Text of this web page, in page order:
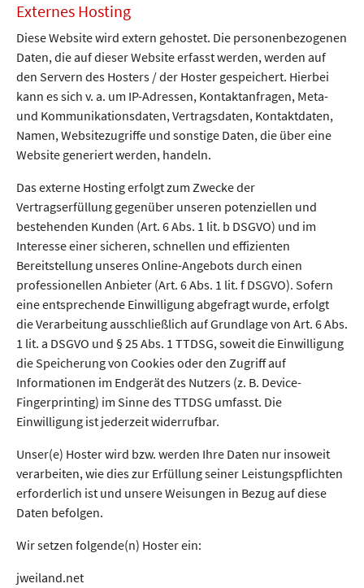
Externes Hosting
Diese Website wird extern gehostet. Die personenbezogenen
Daten, die auf dieser Website erfasst werden, werden auf
den Servern des Hosters / der Hoster gespeichert. Hierbei
kann es sich v. a. um IP-Adressen, Kontaktanfragen, Meta-
und Kommunikationsdaten, Vertragsdaten, Kontaktdaten,
Namen, Websitezugriffe und sonstige Daten, die über eine
Website generiert werden, handeln.
Das externe Hosting erfolgt zum Zwecke der
Vertragserfüllung gegenüber unseren potenziellen und
bestehenden Kunden (Art. 6 Abs. 1 lit. b DSGVO) und im
Interesse einer sicheren, schnellen und effizienten
Bereitstellung unseres Online-Angebots durch einen
professionellen Anbieter (Art. 6 Abs. 1 lit. f DSGVO). Sofern
eine entsprechende Einwilligung abgefragt wurde, erfolgt
die Verarbeitung ausschließlich auf Grundlage von Art. 6 Abs.
1 lit. a DSGVO und § 25 Abs. 1 TTDSG, soweit die Einwilligung
die Speicherung von Cookies oder den Zugriff auf
Informationen im Endgerät des Nutzers (z. B. Device-
Fingerprinting) im Sinne des TTDSG umfasst. Die
Einwilligung ist jederzeit widerrufbar.
Unser(e) Hoster wird bzw. werden Ihre Daten nur insoweit
verarbeiten, wie dies zur Erfüllung seiner Leistungspflichten
erforderlich ist und unsere Weisungen in Bezug auf diese
Daten befolgen.
Wir setzen folgende(n) Hoster ein:
jweiland.net